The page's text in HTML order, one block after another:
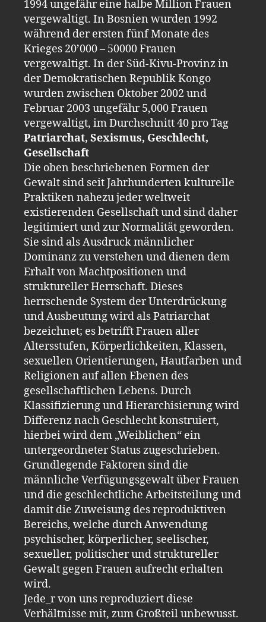
1994 ungefähr eine halbe Million Frauen
vergewaltigt. In Bosnien wurden 1992
während der ersten fünf Monate des
Krieges 20’000 – 50000 Frauen
vergewaltigt. In der Süd-Kivu-Provinz in
der Demokratischen Republik Kongo
wurden zwischen Oktober 2002 und
Februar 2003 ungefähr 5,000 Frauen
vergewaltigt, im Durchschnitt 40 pro Tag
Patriarchat, Sexismus, Geschlecht,
Gesellschaft
Die oben beschriebenen Formen der
Gewalt sind seit Jahrhunderten kulturelle
Praktiken nahezu jeder weltweit
existierenden Gesellschaft und sind daher
legitimiert und zur Normalität geworden.
Sie sind als Ausdruck männlicher
Dominanz zu verstehen und dienen dem
Erhalt von Machtpositionen und
struktureller Herrschaft. Dieses
herrschende System der Unterdrückung
und Ausbeutung wird als Patriarchat
bezeichnet; es betrifft Frauen aller
Altersstufen, Körperlichkeiten, Klassen,
sexuellen Orientierungen, Hautfarben und
Religionen auf allen Ebenen des
gesellschaftlichen Lebens. Durch
Klassifizierung und Hierarchisierung wird
Differenz nach Geschlecht konstruiert,
hierbei wird dem „Weiblichen“ ein
untergeordneter Status zugeschrieben.
Grundlegende Faktoren sind die
männliche Verfügungsgewalt über Frauen
und die geschlechtliche Arbeitsteilung und
damit die Zuweisung des reproduktiven
Bereichs, welche durch Anwendung
psychischer, körperlicher, seelischer,
sexueller, politischer und struktureller
Gewalt gegen Frauen aufrecht erhalten
wird.
Jede_r von uns reproduziert diese
Verhältnisse mit, zum Großteil unbewusst.